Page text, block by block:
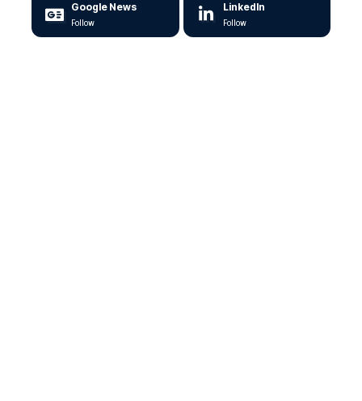
Google News
Follow
LinkedIn
Follow